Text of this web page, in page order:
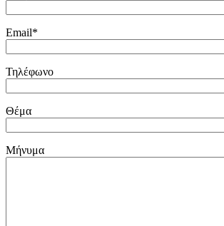
Email*
Τηλέφωνο
Θέμα
Μήνυμα